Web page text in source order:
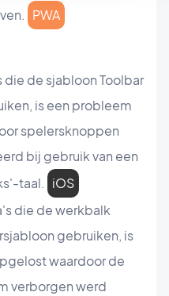
PWA
de sjabloon Toolbar
is een probleem
spelersknoppen
bij gebruik van een
taal. iOS
die de werkbalk
gebruiken, is
waardoor de
verborgen werd